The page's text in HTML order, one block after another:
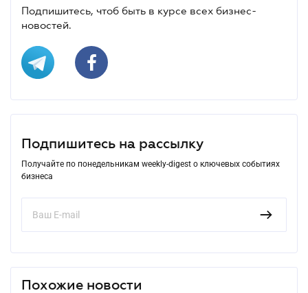
Подпишитесь, чтоб быть в курсе всех бизнес-
новостей.
Подпишитесь на рассылку
Получайте по понедельникам weekly-digest о ключевых событиях
бизнеса
Похожие новости